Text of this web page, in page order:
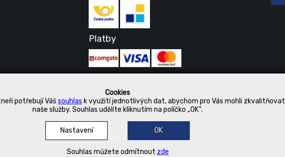
Cookies
potřebují Vášsouhlas k využití jednotlivých dat, abychom pro Vás mohli zkvalitňovat
naše služby. Souhlas udělíte kliknutím na políčko „OK“.
Nastavení OK
Souhlas můžete odmítnout zde
Platby